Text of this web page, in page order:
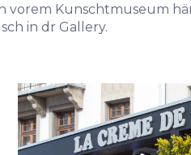
vorem Kunschtmuseum
in dr Gallery.